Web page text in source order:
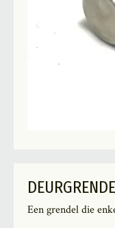
Een grendel die